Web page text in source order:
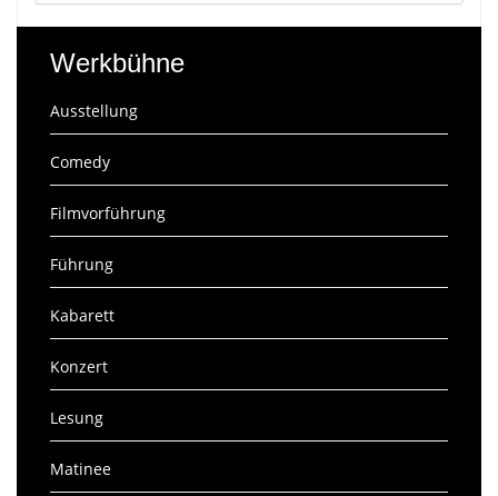
Werkbühne
Ausstellung
Comedy
Filmvorführung
Führung
Kabarett
Konzert
Lesung
Matinee